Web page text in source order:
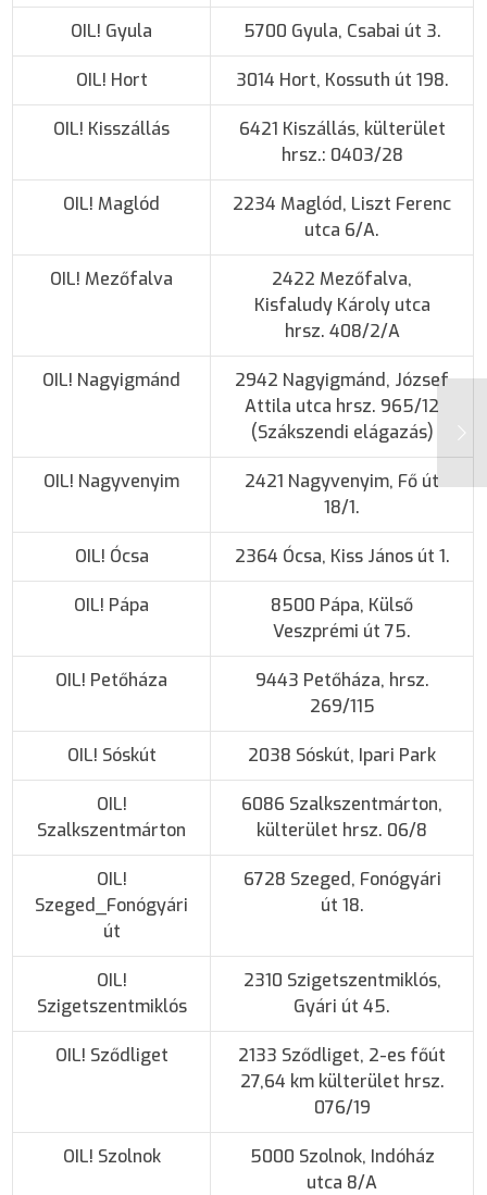
OIL! Gyula 5700 Gyula, Csabai út 3.
OIL! Hort 3014 Hort, Kossuth út 198.
OIL! Kisszállás
6421 Kiszállás, külterület
hrsz.: 0403/28
OIL! Maglód
2234 Maglód, Liszt Ferenc
utca 6/A.
OIL! Mezőfalva
2422 Mezőfalva,
Kisfaludy Károly utca
hrsz. 408/2/A
OIL! Nagyigmánd
2942 Nagyigmánd, József
Attila utca hrsz. 965/12
(Szákszendi elágazás)
OIL! Nagyvenyim
2421 Nagyvenyim, Fő út
18/1.
OIL! Ócsa 2364 Ócsa, Kiss János út 1.
OIL! Pápa
8500 Pápa, Külső
Veszprémi út 75.
OIL! Petőháza
9443 Petőháza, hrsz.
269/115
OIL! Sóskút 2038 Sóskút, Ipari Park
OIL!
Szalkszentmárton
6086 Szalkszentmárton,
külterület hrsz. 06/8
OIL!
Szeged_Fonógyári
út
6728 Szeged, Fonógyári
út 18.
OIL!
Szigetszentmiklós
2310 Szigetszentmiklós,
Gyári út 45.
OIL! Sződliget
2133 Sződliget, 2-es főút
27,64 km külterület hrsz.
076/19
OIL! Szolnok
5000 Szolnok, Indóház
utca 8/A